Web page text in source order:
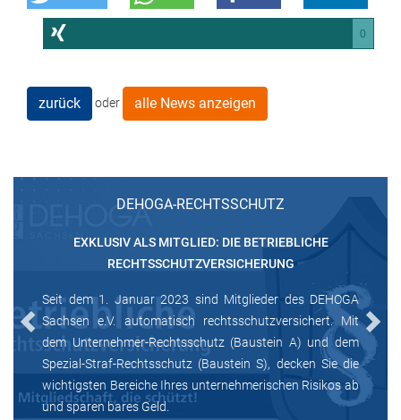
0
zurück oder alle News anzeigen
DEHOGA-RECHTSSCHUTZ
EXKLUSIV ALS MITGLIED: DIE BETRIEBLICHE
RECHTSSCHUTZVERSICHERUNG
Seit dem 1. Januar 2023 sind Mitglieder des DEHOGA
Sachsen e.V. automatisch rechtsschutzversichert. Mit
dem Unternehmer-Rechtsschutz (Baustein A) und dem
Spezial-Straf-Rechtsschutz (Baustein S), decken Sie die
wichtigsten Bereiche Ihres unternehmerischen Risikos ab
und sparen bares Geld.
Previous Next